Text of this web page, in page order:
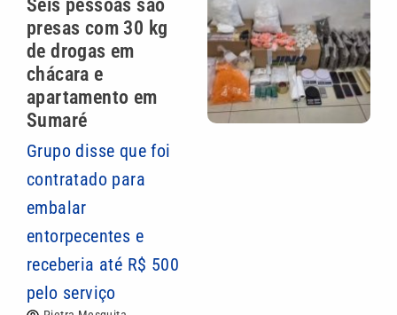
Seis pessoas são
presas com 30 kg
de drogas em
chácara e
apartamento em
Sumaré
Grupo disse que foi
contratado para
embalar
entorpecentes e
receberia até R$ 500
pelo serviço